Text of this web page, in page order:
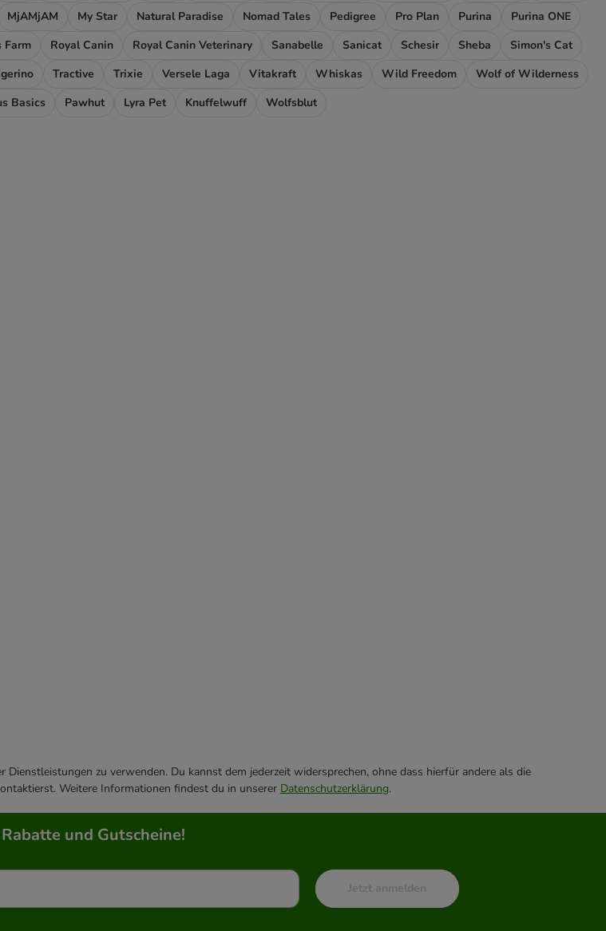
MjAMjAM My Star Natural Paradise Nomad Tales Pedigree Pro Plan Purina
Purina ONE
Farm Royal Canin Royal Canin Veterinary Sanabelle Sanicat Schesir Sheba
Simon's Cat
Tractive Trixie Versele Laga Vitakraft Whiskas Wild Freedom
Wolf of Wilderness
Basics Pawhut Lyra Pet Knuffelwuff Wolfsblut
zu verwenden. Du kannst dem jederzeit widersprechen, ohne dass hierfür andere als die
Weitere Informationen findest du in unserer Datenschutzerklärung.
und Gutscheine!
Jetzt anmelden